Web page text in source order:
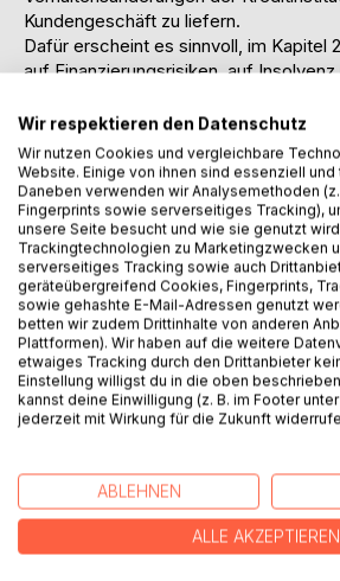
Kundengeschäft zu liefern.
Dafür erscheint es sinnvoll, im Kapitel
auf Finanzierungsrisiken, auf
betroffene Personen / Institutionen
Im Kapitel 3 erfolgt eine Darstellung
verbunden mit den Reformzielen der
sowie den beteiligten Personen.
Ebenfalls kurz eingegangen wird auf
Insolvenzplan, Verbraucherinsolvenz
Restschuldbefreiung.
Nach Schaffung der Grundlagen
Analyse der geänderten
stehen dabei die verschärften
Kreditvergabe und die Verwertung von
daß dabei ein Anspruch auf
kann und soll.
Regelungen zur Abwicklung von
dieser Arbeit.
Inhaltsverzeichnis:Inhaltsverzeichnis:
AbkürzungsverzeichnisIII
Wir respektieren den Datenschutz
Wir nutzen Cookies und vergleichbare
Website. Einige von ihnen sind essenziell
Daneben verwenden wir Analysemethoden
Fingerprints sowie serverseitiges Tracking),
unsere Seite besucht und wie sie genutzt
Trackingtechnologien zu Marketingzwecken
serverseitiges Tracking sowie auch
geräteübergreifend Cookies, Fingerprints,
sowie gehashte E-Mail-Adressen genutzt
betten wir zudem Drittinhalte von anderen
Plattformen). Wir haben auf die weitere
etwaiges Tracking durch den Drittanbieter
Einstellung willigst du in die oben
kannst deine Einwilligung (z. B. im Footer
jederzeit mit Wirkung für die Zukunft
ABLEHNEN
ALLE AKZEPTIEREN